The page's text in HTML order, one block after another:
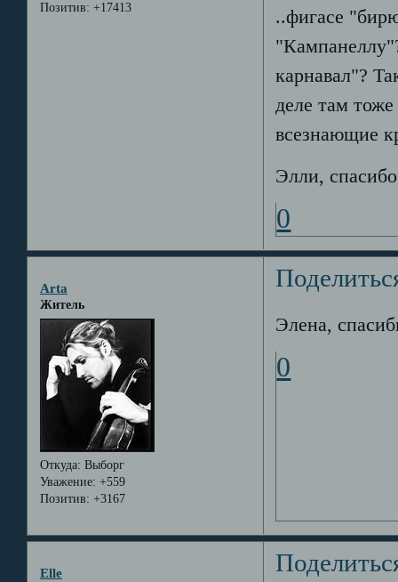
Позитив: +17413
..фигасе
карнавал"?
деле там
всезнающие
Элли,
0
Arta
Житель
Откуда: Выборг
Уважение: +559
Позитив: +3167
Элена,
0
Elle